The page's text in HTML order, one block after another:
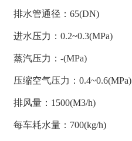
排水管通径：65(DN)
进水压力：0.2~0.3(MPa)
蒸汽压力：-(MPa)
压缩空气压力：0.4~0.6(MPa)
排风量：1500(M3/h)
每车耗水量：700(kg/h)